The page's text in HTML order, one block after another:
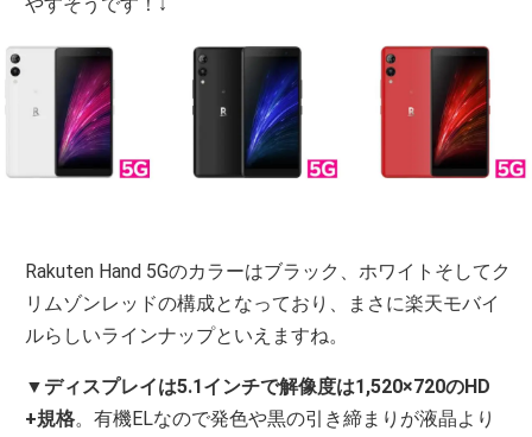
Rakuten Hand 5Gのカラーはブラック、ホワイトそしてク
リムゾンレッドの構成となっており、まさに楽天モバイ
ルらしいラインナップといえますね。
▼ ディスプレイは5.1インチで解像度は1,520×720のHD
+規格。有機ELなので発色や黒の引き締まりが液晶より